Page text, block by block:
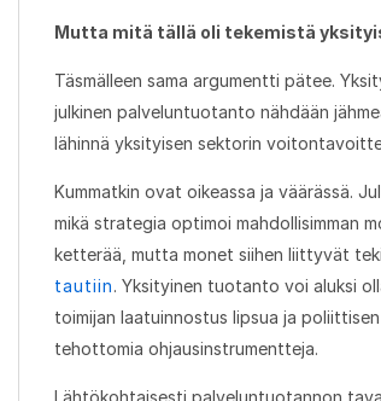
Mutta mitä tällä oli tekemistä
Täsmälleen sama argumentti pätee.
julkinen palveluntuotanto nähdään
lähinnä yksityisen sektorin
Kummatkin ovat oikeassa ja väärässä.
mikä strategia optimoi mahdollisimman
ketterää, mutta monet siihen liittyvät
tautiin. Yksityinen tuotanto voi aluksi
toimijan laatuinnostus lipsua ja
tehottomia ohjausinstrumentteja.
Lähtökohtaisesti palveluntuotannon